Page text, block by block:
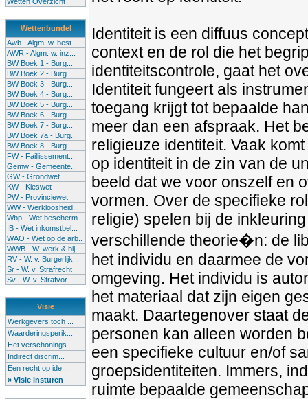
Wettenbundel
Awb - Algm. w. best...
AWR - Algm. w. inz...
BW Boek 1 - Burg...
BW Boek 2 - Burg...
BW Boek 3 - Burg...
BW Boek 4 - Burg...
BW Boek 5 - Burg...
BW Boek 6 - Burg...
BW Boek 7 - Burg...
BW Boek 7a - Burg...
BW Boek 8 - Burg...
FW - Faillissement...
Gemw - Gemeente...
GW - Grondwet
KW - Kieswet
PW - Provinciewet
WW - Werkloosheid...
Wbp - Wet bescherm...
IB - Wet inkomstbel...
WAO - Wet op de arb..
WWB - W. werk & bij...
RV - W. v. Burgerlijk...
Sr - W. v. Strafrecht
Sv - W. v. Strafvor...
Visie
Werkgevers toch ...
Waarderingsperik...
Het verschonings...
Indirect discrim...
Een recht op ide...
» Visie insturen
Identiteit is een diffuus
context en de rol die het
identiteitscontrole, gaat het
Identiteit fungeert als
toegang krijgt tot bepaalde
meer dan een afspraak. Het
religieuze identiteit. Vaak
op identiteit in de zin van de
beeld dat we voor onszelf en
vormen. Over de specifieke
religie) spelen bij de
verschillende theorie�n: de
het individu en daarmee de
omgeving. Het individu is
het materiaal dat zijn eigen
maakt. Daartegenover staat
personen kan alleen worden
een specifieke cultuur en/of
groepsidentiteiten. Immers,
ruimte bepaalde